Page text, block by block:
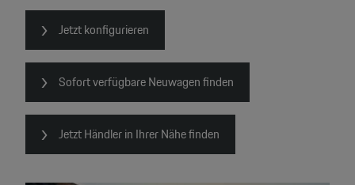
Jetzt konfigurieren
Sofort verfügbare Neuwagen finden
Jetzt Händler in Ihrer Nähe finden